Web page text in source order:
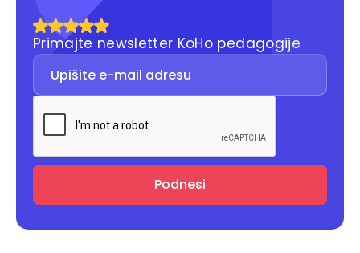
Primajte newsletter KoHo pedagogije